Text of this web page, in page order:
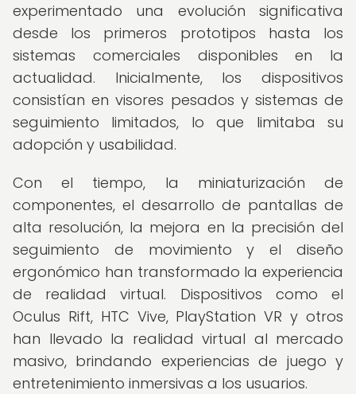
experimentado una evolución significativa
desde los primeros prototipos hasta los
sistemas comerciales disponibles en la
actualidad. Inicialmente, los dispositivos
consistían en visores pesados y sistemas de
seguimiento limitados, lo que limitaba su
adopción y usabilidad.
Con el tiempo, la miniaturización de
componentes, el desarrollo de pantallas de
alta resolución, la mejora en la precisión del
seguimiento de movimiento y el diseño
ergonómico han transformado la experiencia
de realidad virtual. Dispositivos como el
Oculus Rift, HTC Vive, PlayStation VR y otros
han llevado la realidad virtual al mercado
masivo, brindando experiencias de juego y
entretenimiento inmersivas a los usuarios.